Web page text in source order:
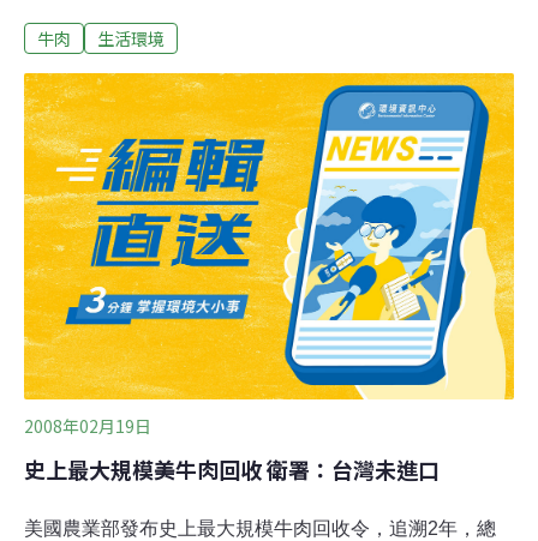
狀況失控連鎮暴警察也難以招架。情緒失控的抗議份子，
多鎮暴警察，甚至被困在巴士頂端，民眾猛搖巴士，場面
一陣混亂。 面對來自民間的不滿聲浪，上週五已經有8名
南韓高層下台，一名不具名的總統府高層更是透露，總理
韓昇洙將會在今天，率領各部會首長提出內閣總辭。美國
在2003年發現狂牛病例後，南韓就禁止美國牛進口，直到
李明博上台才在今年4月取消禁令，民間立即發起抗爭，
甚至要求李明博下台。抗議領袖：「李明博完蛋了，我們
要用民主的力量推翻他，除非他自己辭職。」雖然美國總
統布希，特地在週末致電李明博，保證出口南韓的牛肉絕
對安全，不過南韓民眾的憤怒，短期之內還是很難
牛肉 生活環境
2008年02月19日
史上最大規模美牛肉回收 衛署：台灣未進口
美國農業部發布史上最大規模牛肉回收令，追溯2年，總